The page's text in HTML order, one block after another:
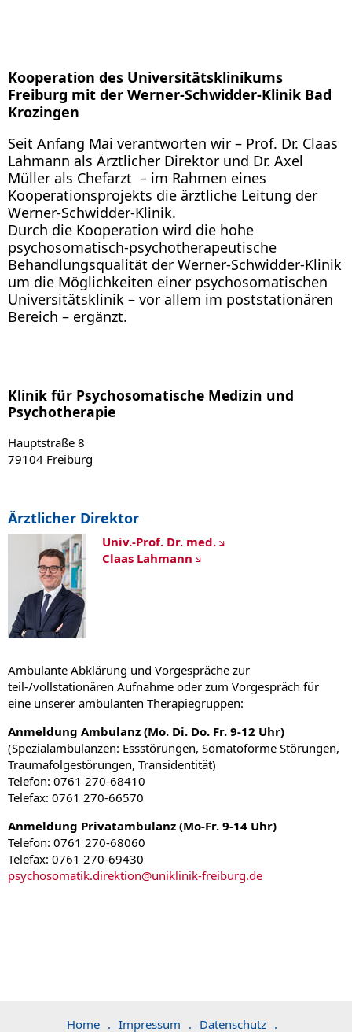
Kooperation des Universitätsklinikums
Freiburg mit der Werner-Schwidder-Klinik Bad
Krozingen
Seit Anfang Mai verantworten wir – Prof. Dr. Claas
Lahmann als Ärztlicher Direktor und Dr. Axel
Müller als Chefarzt – im Rahmen eines
Kooperationsprojekts die ärztliche Leitung der
Werner-Schwidder-Klinik.
Durch die Kooperation wird die hohe
psychosomatisch-psychotherapeutische
Behandlungsqualität der Werner-Schwidder-Klinik
um die Möglichkeiten einer psychosomatischen
Universitätsklinik – vor allem im poststationären
Bereich – ergänzt.
Klinik für Psychosomatische Medizin und
Psychotherapie
Hauptstraße 8
79104 Freiburg
Ärztlicher Direktor
Univ.-Prof. Dr. med.
Claas Lahmann
Ambulante Abklärung und Vorgespräche zur
teil-/vollstationären Aufnahme oder zum Vorgespräch für
eine unserer ambulanten Therapiegruppen:
Anmeldung Ambulanz (Mo. Di. Do. Fr. 9-12 Uhr)
(Spezialambulanzen: Essstörungen, Somatoforme Störungen,
Traumafolgestörungen, Transidentität)
Telefon: 0761 270-68410
Telefax: 0761 270-66570
Anmeldung Privatambulanz (Mo-Fr. 9-14 Uhr)
Telefon: 0761 270-68060
Telefax: 0761 270-69430
psychosomatik.direktion@uniklinik-freiburg.de
Home . Impressum . Datenschutz .